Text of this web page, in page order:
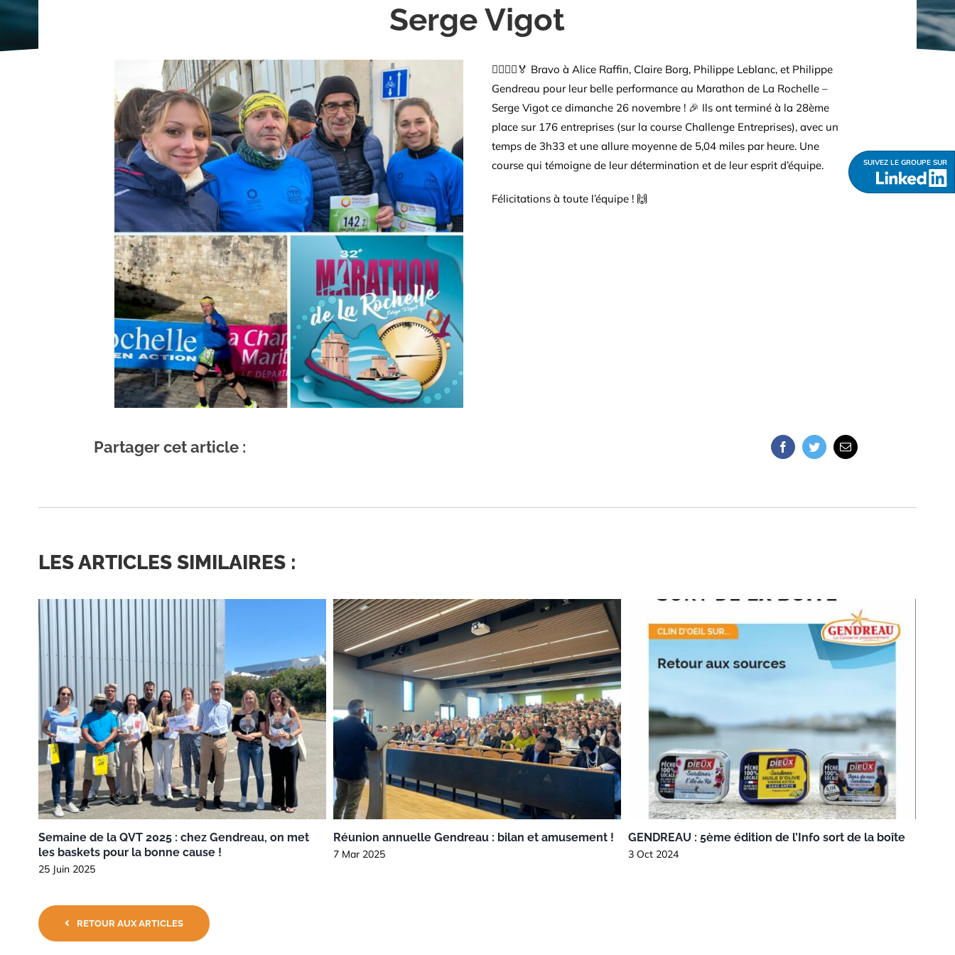
Serge Vigot
🏃‍♀️🏃‍♂️🏅 Bravo à Alice Raffin, Claire Borg, Philippe Leblanc, et Philippe
Gendreau pour leur belle performance au Marathon de La Rochelle –
Serge Vigot ce dimanche 26 novembre ! 🎉 Ils ont terminé à la 28ème
place sur 176 entreprises (sur la course Challenge Entreprises), avec un
temps de 3h33 et une allure moyenne de 5,04 miles par heure. Une
course qui témoigne de leur détermination et de leur esprit d’équipe.
Félicitations à toute l’équipe ! 🙌
Partager cet article :
LES ARTICLES SIMILAIRES :
Semaine de la QVT 2025 : chez Gendreau, on met
les baskets pour la bonne cause !
25 Juin 2025
Réunion annuelle Gendreau : bilan et amusement !
7 Mar 2025
GENDREAU : 5ème édition de l’Info sort de la boîte
3 Oct 2024
RETOUR AUX ARTICLES
SUIVEZ LE GROUPE SUR